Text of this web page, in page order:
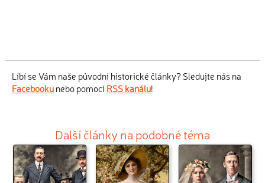
Líbí se Vám naše původní historické články? Sledujte nás na
Facebookunebo pomocí RSS kanálu!
Další články na podobné téma